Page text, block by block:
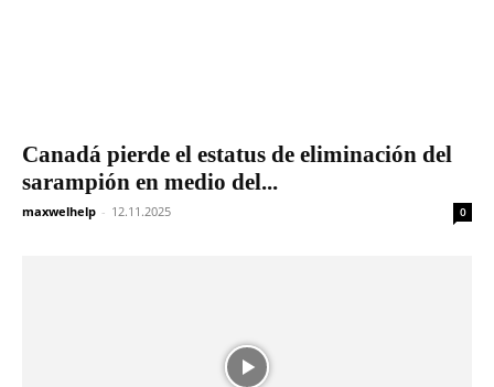
Canadá pierde el estatus de eliminación del
sarampión en medio del...
maxwelhelp - 12.11.2025 0